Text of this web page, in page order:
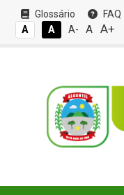
Glossário FAQ
A
A A- A A+